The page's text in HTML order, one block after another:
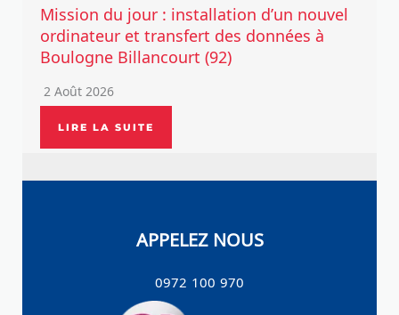
Mission du jour : installation d’un nouvel
ordinateur et transfert des données à
Boulogne Billancourt (92)
2 Août 2026
LIRE LA SUITE
APPELEZ NOUS
0972 100 970